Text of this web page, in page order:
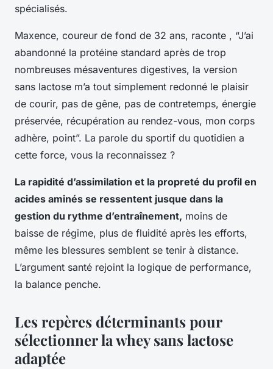
spécialisés.
Maxence, coureur de fond de 32 ans, raconte , “J’ai
abandonné la protéine standard après de trop
nombreuses mésaventures digestives, la version
sans lactose m’a tout simplement redonné le plaisir
de courir, pas de gêne, pas de contretemps, énergie
préservée, récupération au rendez-vous, mon corps
adhère, point”. La parole du sportif du quotidien a
cette force, vous la reconnaissez ?
La rapidité d’assimilation et la propreté du profil en
acides aminés se ressentent jusque dans la
gestion du rythme d’entraînement, moins de
baisse de régime, plus de fluidité après les efforts,
même les blessures semblent se tenir à distance.
L’argument santé rejoint la logique de performance,
la balance penche.
Les repères déterminants pour
sélectionner la whey sans lactose
adaptée